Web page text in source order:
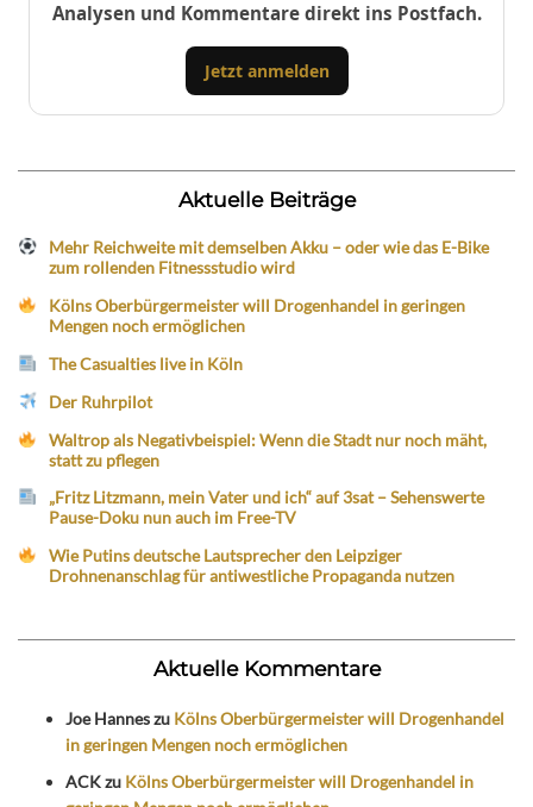
Analysen und Kommentare direkt ins Postfach.
Jetzt anmelden
Aktuelle Beiträge
Mehr Reichweite mit demselben Akku – oder wie das E-Bike
zum rollenden Fitnessstudio wird
Kölns Oberbürgermeister will Drogenhandel in geringen
Mengen noch ermöglichen
The Casualties live in Köln
Der Ruhrpilot
Waltrop als Negativbeispiel: Wenn die Stadt nur noch mäht,
statt zu pflegen
„Fritz Litzmann, mein Vater und ich“ auf 3sat – Sehenswerte
Pause-Doku nun auch im Free-TV
Wie Putins deutsche Lautsprecher den Leipziger
Drohnenanschlag für antiwestliche Propaganda nutzen
Aktuelle Kommentare
Joe Hanneszu Kölns Oberbürgermeister will Drogenhandel
in geringen Mengen noch ermöglichen
ACKzu Kölns Oberbürgermeister will Drogenhandel in